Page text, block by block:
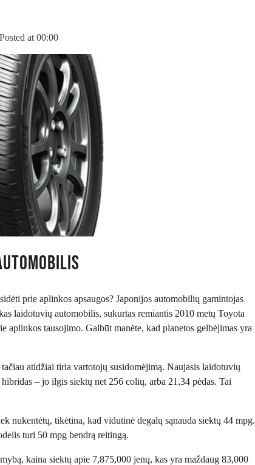
Posted at 00:00
prie aplinkos apsaugos? Japonijos automobilių gamintojas
laidotuvių automobilis, sukurtas remiantis 2010 metų Toyota
aplinkos tausojimo. Galbūt manėte, kad planetos gelbėjimas yra
atidžiai tiria vartotojų susidomėjimą. Naujasis laidotuvių
– jo ilgis siektų net 256 colių, arba 21,34 pėdas. Tai
nukentėtų, tikėtina, kad vidutinė degalų sąnauda siektų 44 mpg.
turi 50 mpg bendrą reitingą.
kaina siektų apie 7,875,000 jenų, kas yra maždaug 83,000